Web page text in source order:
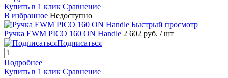
Купить в 1 клик Сравнение
В избранное Недоступно
Быстрый просмотр
Ручка EWM PICO 160 ON Handle 2 602 руб. / шт
Подписаться
Подробнее
Купить в 1 клик Сравнение